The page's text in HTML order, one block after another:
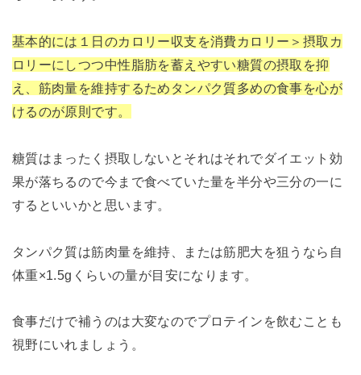
基本的には１日のカロリー収支を消費カロリー＞摂取カ
ロリーにしつつ中性脂肪を蓄えやすい糖質の摂取を抑
え、筋肉量を維持するためタンパク質多めの食事を心が
けるのが原則です。
糖質はまったく摂取しないとそれはそれでダイエット効
果が落ちるので今まで食べていた量を半分や三分の一に
するといいかと思います。
タンパク質は筋肉量を維持、または筋肥大を狙うなら自
体重×1.5gくらいの量が目安になります。
食事だけで補うのは大変なのでプロテインを飲むことも
視野にいれましょう。